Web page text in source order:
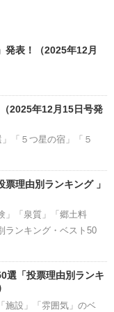
Channel
発表！（2025年12月
2025年12月15日号発
「５つ星の宿」「５
理由別ランキング 」
」「泉質」「郷土料
ランキング・ベスト50
選「投票理由別ランキ
施設」「雰囲気」のベ